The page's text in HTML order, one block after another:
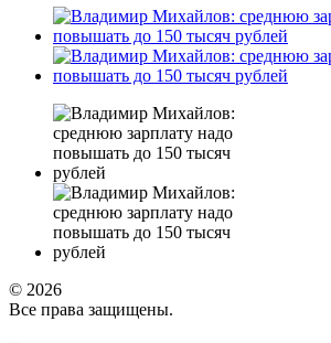
© 2026
Все права защищены.